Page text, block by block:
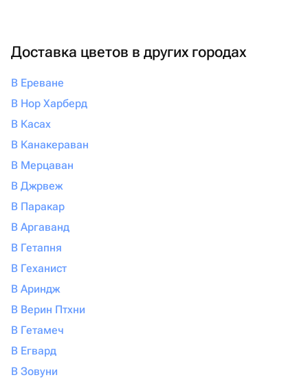
Доставка цветов в других городах
В Ереване
В Нор Харберд
В Касах
В Канакераван
В Мерцаван
В Джрвеж
В Паракар
В Аргаванд
В Гетапня
В Геханист
В Ариндж
В Верин Птхни
В Гетамеч
В Егвард
В Зовуни